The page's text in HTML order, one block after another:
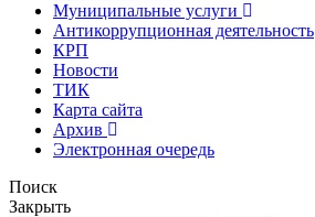
Муниципальные услуги
Антикоррупционная деятельность
КРП
Новости
ТИК
Карта сайта
Архив
Электронная очередь
Поиск
Закрыть